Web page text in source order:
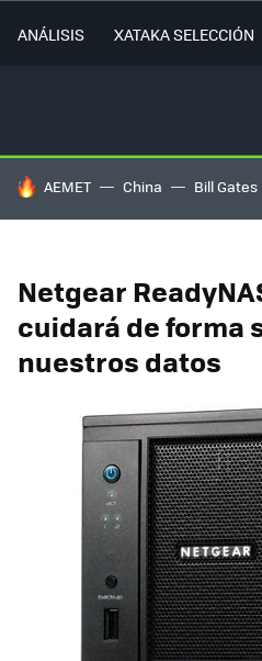
ANÁLISIS XATAKA SELECCIÓN
HOY SE HABLA DE
AEMET China Bill Gates
Netgear
cuidará de forma
nuestros datos